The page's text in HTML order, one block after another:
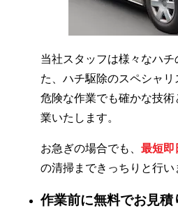
当社スタッフは様々なハ
た、ハチ駆除のスペシャ
危険な作業でも確かな技
業いたします。
お急ぎの場合でも、 最短即
の清掃まできっちりと行い
作業前に無料でお見積